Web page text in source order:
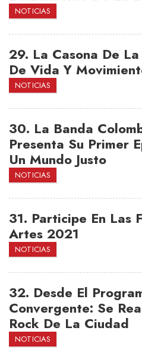
NOTICIAS
29. La Casona De
De Vida Y
NOTICIAS
30. La Banda
Presenta Su Primer
Un Mundo Justo
NOTICIAS
31. Participe En Las
Artes 2021
NOTICIAS
32. Desde El
Convergente: Se
Rock De La Ciudad
NOTICIAS